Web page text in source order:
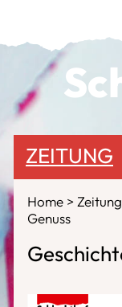
ZEITUNG
Home Zeitung
Genuss